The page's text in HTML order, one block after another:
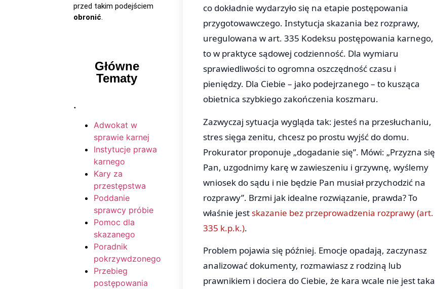
przed takim podejściem
obronić.
Główne
Tematy
.
Adwokat w
sprawie karnej
Instytucje prawa
karnego
Kary za
przestępstwa
Poddanie
sprawcy próbie
Pomoc dla
skazanego
Poradnik
pokrzywdzonego
Przebieg
postępowania
co dokładnie wydarzyło się na etapie postępowania
przygotowawczego. Instytucja skazania bez rozprawy,
uregulowana w art. 335 Kodeksu postępowania karnego,
to w praktyce sądowej codzienność. Dla wymiaru
sprawiedliwości to ogromna oszczędność czasu i
pieniędzy. Dla Ciebie – jako podejrzanego – to kusząca
obietnica szybkiego zakończenia koszmaru.
Zazwyczaj sytuacja wygląda tak: jesteś na przesłuchaniu,
stres sięga zenitu, chcesz po prostu wyjść do domu.
Prokurator proponuje „dogadanie się”. Mówi: „Przyzna się
Pan, uzgodnimy karę w zawieszeniu i grzywnę, wyślemy
wniosek do sądu i nie będzie Pan musiał przychodzić na
rozprawy”. Brzmi jak idealne rozwiązanie, prawda? To
właśnie jest skazanie bez przeprowadzenia rozprawy (art.
335 k.p.k.).
Problem pojawia się później. Emocje opadają, zaczynasz
analizować dokumenty, rozmawiasz z rodziną lub
prawnikiem i dociera do Ciebie, że kara wcale nie jest taka